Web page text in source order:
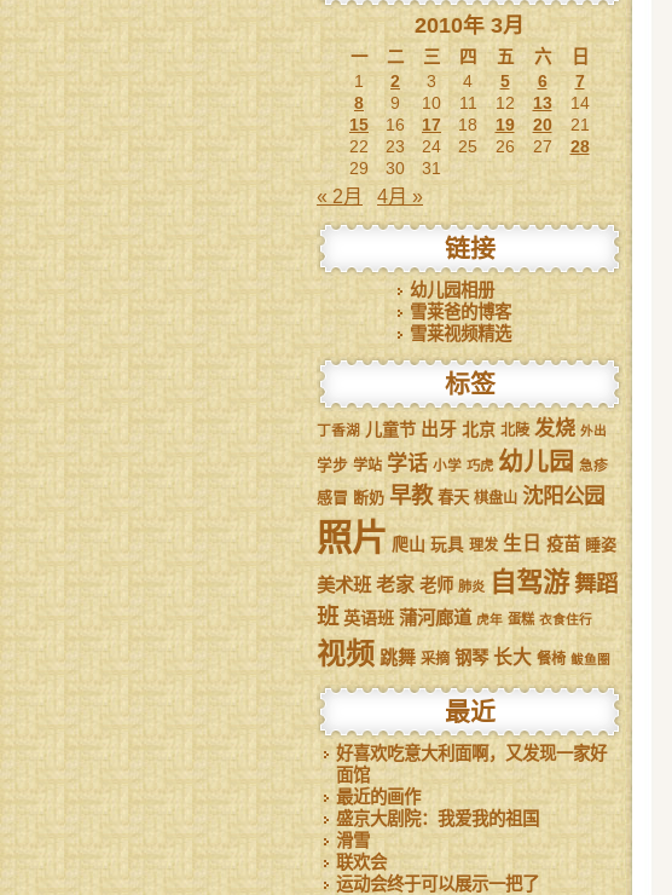
2010年 3月
一 二 三 四 五 六
日
1
2 3 4 5 6
7
8
9 10 11 12 13
14
15
16 17 18 19 20
21
22
23 24 25 26 27
28
29
30 31
« 2月 4月 »
链接
幼儿园相册
雪莱爸的博客
雪莱视频精选
标签
丁香湖 儿童节 出牙 北京 北陵 发烧 外出
学步 学站 学话 小学 巧虎 幼儿园 急疹
感冒 断奶 早教 春天 棋盘山 沈阳公园
照片 爬山 玩具 理发 生日 疫苗 睡姿
美术班 老家 老师 肺炎 自驾游舞蹈
班 英语班 蒲河廊道 虎年 蛋糕 衣食住行
视频 跳舞 采摘 钢琴 长大 餐椅 鲅鱼圈
最近
好喜欢吃意大利面啊，又发现一家好
面馆
最近的画作
盛京大剧院：我爱我的祖国
滑雪
联欢会
运动会终于可以展示一把了